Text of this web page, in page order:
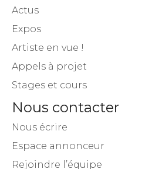
Actus
Expos
Artiste en vue !
Appels à projet
Stages et cours
Nous contacter
Nous écrire
Espace annonceur
Rejoindre l’équipe